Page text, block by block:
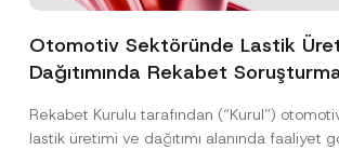
Otomotiv Sektöründe Lastik
Dağıtımında Rekabet
Cezasına Hükmedilmiştir
Rekabet Kurulu tarafından (“Kurul”)
lastik üretimi ve dağıtımı alanında faaliyet